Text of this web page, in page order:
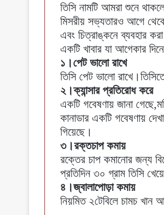
তিসি নামটি আমরা শুনে
মিসরীয় সভ্যতারও আগে থেকে
এবং চিত্রাঙ্কনে ব্যবহার
একটি খাবার যা আগেকার
১।পেট ভালো রাখে
তিসি পেট ভালো
২।ক্যান্সার প্রতিরোধ করে
একটি গবেষণায় জানা
কানাডার একটি গবেষণায়
গিয়েছে।
৩।রক্তচাপ কমায়
রক্তের চাপ কমানোর জন্য
প্রতিদিন ৩০ গ্রাম তিসি
৪।জ্বালাপোড়া কমায়
নিয়মিত ২টেবিলে চামচ